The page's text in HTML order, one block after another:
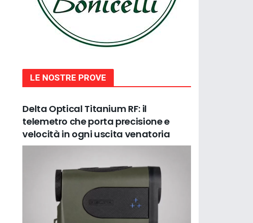
LE NOSTRE PROVE
Delta Optical Titanium RF: il
telemetro che porta precisione e
velocità in ogni uscita venatoria